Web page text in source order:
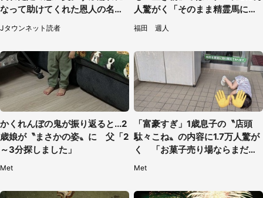
なって助けてくれた恩人の名前
Jタウンネット読者
人驚がく「そのまま精霊馬に使
えそう」
福田 週人
かくれんぼの鬼が振り返ると...2
歳娘が〝まさかの姿〟に 父「2
～3分探しました」
Met
「富豪すぎ」1歳息子の〝店頭
駄々こね〟の内容に1.7万人驚が
く 「お菓子売り場ならまだし
Met